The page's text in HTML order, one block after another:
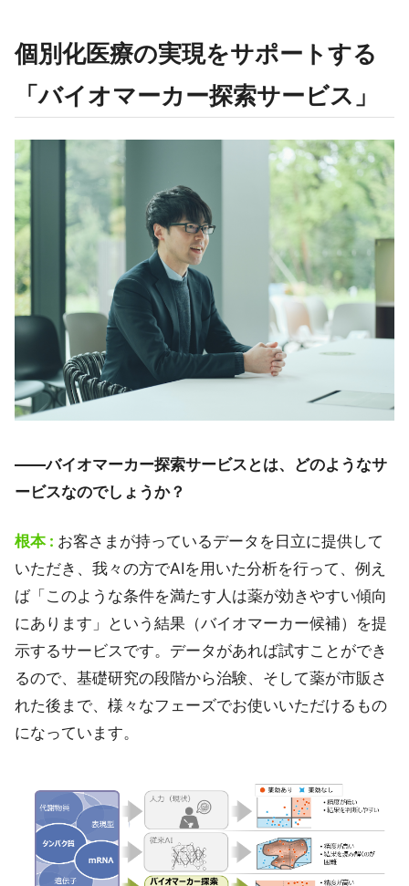
個別化医療の実現をサポートする
「バイオマーカー探索サービス」
――バイオマーカー探索サービスとは、どのようなサ
ービスなのでしょうか？
根本 : お客さまが持っているデータを日立に提供して
いただき、我々の方でAIを用いた分析を行って、例え
ば「このような条件を満たす人は薬が効きやすい傾向
にあります」という結果（バイオマーカー候補）を提
示するサービスです。データがあれば試すことができ
るので、基礎研究の段階から治験、そして薬が市販さ
れた後まで、様々なフェーズでお使いいただけるもの
になっています。